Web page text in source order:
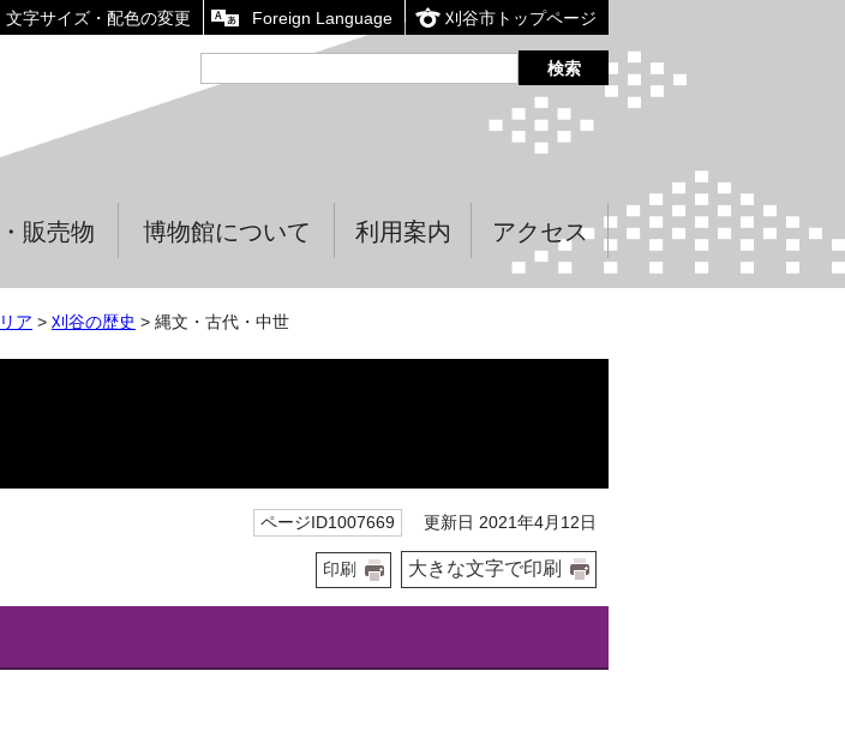
文字サイズ・配色の変更 Foreign Language 刈谷市トップページ
販売物 博物館について 利用案内 アクセス
ア > 刈谷の歴史 > 縄文・古代・中世
ページID1007669 更新日 2021年4月12日
印刷 大きな文字で印刷